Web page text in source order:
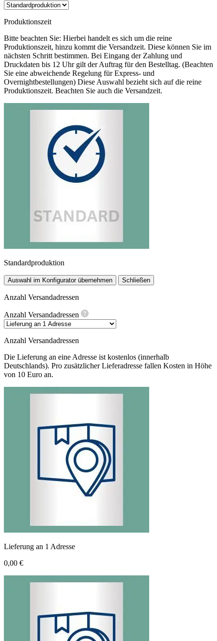
Produktionszeit
Bitte beachten Sie: Hierbei handelt es sich um die reine
Produktionszeit, hinzu kommt die Versandzeit. Diese können Sie im
nächsten Schritt bestimmen. Bei Eingang der Zahlung und
Druckdaten bis 12 Uhr gilt der Auftrag für den Bestelltag. (Beachten
Sie eine abweichende Regelung für Express- und
Overnightbestellungen) Diese Auswahl bezieht sich auf die reine
Produktionszeit. Beachten Sie auch die Versandzeit.
Standardproduktion
Auswahl im Konfigurator übernehmen Schließen
Anzahl Versandadressen
Anzahl Versandadressen
Anzahl Versandadressen
Die Lieferung an eine Adresse ist kostenlos (innerhalb
Deutschlands). Pro zusätzlicher Lieferadresse fallen Kosten in Höhe
von 10 Euro an.
Lieferung an 1 Adresse
0,00 €